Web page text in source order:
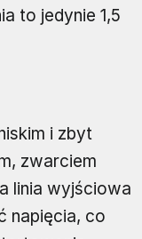
to jedynie 1,5
i zbyt
zwarciem
linia wyjściowa
napięcia, co